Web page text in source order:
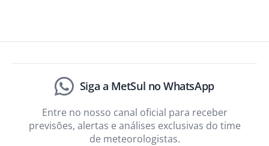
Siga a MetSul no WhatsApp
Entre no nosso canal oficial para receber
previsões, alertas e análises exclusivas do time
de meteorologistas.